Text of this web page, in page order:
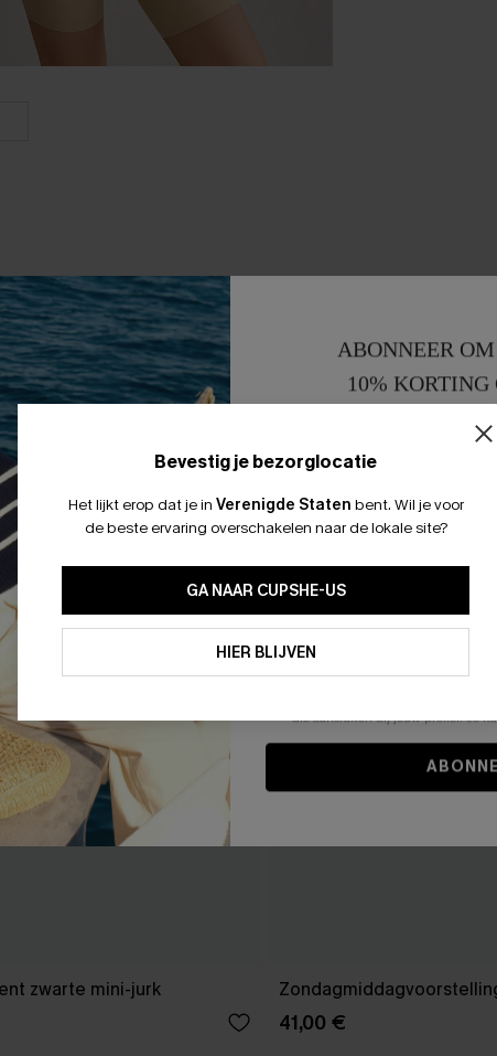
zwarte mini-jurk
41,00 €
Bevestig je bezorglocatie
Het lijkt erop dat je in Verenigde Staten bent. Wil je voor
de beste ervaring overschakelen naar de lokale site?
GA NAAR CUPSHE-US
HIER BLIJVEN
ABONNEER
10%
15%
Door je contactgegevens in te
Algemene
stemt er tevens mee in om
en gepersonaliseerde
winkelwagen) en e-mails van
niet vereist voor een aankoop. We
informatie gebruiken om
die aansluiten bij jouw profiel. Je